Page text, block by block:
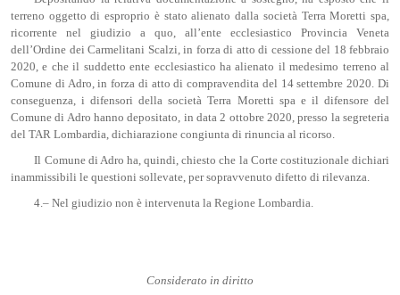
terreno oggetto di esproprio è stato alienato dalla società Terra Moretti spa,
ricorrente nel giudizio a quo, all’ente ecclesiastico Provincia Veneta
dell’Ordine dei Carmelitani Scalzi, in forza di atto di cessione del 18 febbraio
2020, e che il suddetto ente ecclesiastico ha alienato il medesimo terreno al
Comune di Adro, in forza di atto di compravendita del 14 settembre 2020. Di
conseguenza, i difensori della società Terra Moretti spa e il difensore del
Comune di Adro hanno depositato, in data 2 ottobre 2020, presso la segreteria
del TAR Lombardia, dichiarazione congiunta di rinuncia al ricorso.
Il Comune di Adro ha, quindi, chiesto che la Corte costituzionale dichiari
inammissibili le questioni sollevate, per sopravvenuto difetto di rilevanza.
4.– Nel giudizio non è intervenuta la Regione Lombardia.
Considerato in diritto